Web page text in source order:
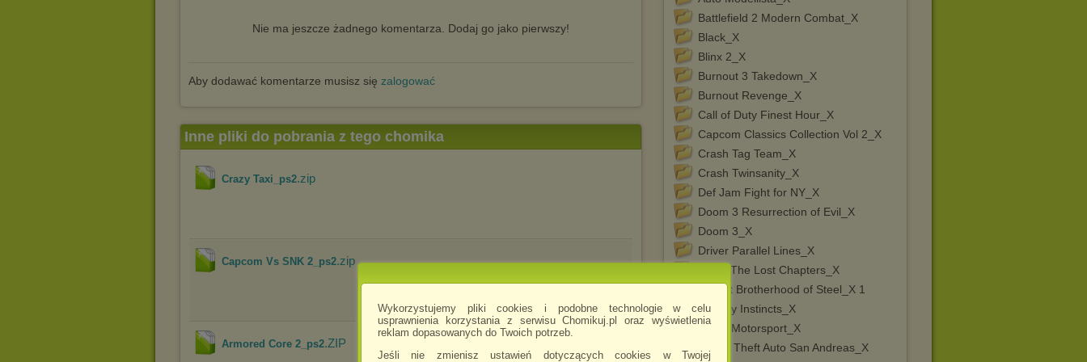
Wykorzystujemy pliki cookies i podobne technologie w celu
usprawnienia korzystania z serwisu Chomikuj.pl oraz wyświetlenia
reklam dopasowanych do Twoich potrzeb.
Jeśli nie zmienisz ustawień dotyczących cookies w Twojej
Nie ma jeszcze żadnego komentarza. Dodaj go jako pierwszy!
Aby dodawać komentarze musisz się zalogować
Battlefield 2 Modern Combat_X
Black_X
Blinx 2_X
Burnout 3 Takedown_X
Burnout Revenge_X
Call of Duty Finest Hour_X
Capcom Classics Collection Vol 2_X
Crash Tag Team_X
Crash Twinsanity_X
Def Jam Fight for NY_X
Doom 3 Resurrection of Evil_X
Doom 3_X
Driver Parallel Lines_X
Fable The Lost Chapters_X
Fallout Brotherhood of Steel_X 1
Far Cry Instincts_X
Forza Motorsport_X
Grand Theft Auto San Andreas_X
Inne pliki do pobrania z tego chomika
Crazy Taxi_ps2.zip
Capcom Vs SNK 2_ps2.zip
Armored Core 2_ps2.ZIP